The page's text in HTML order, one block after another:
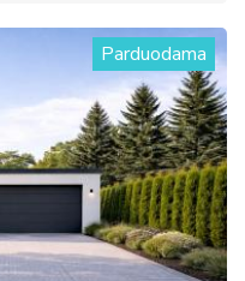
Parduodama